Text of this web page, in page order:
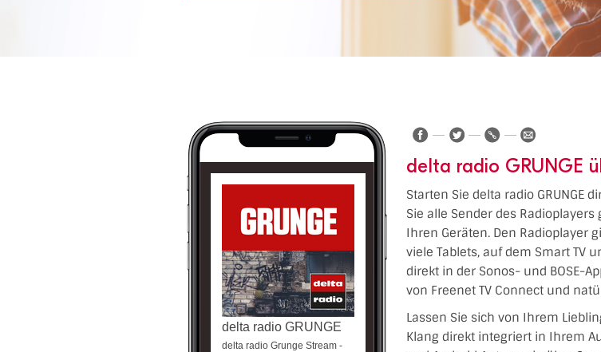
delta radio GRUNGE
delta radio Grunge Stream -
delta radio GRUNGE
Starten Sie delta radio GRUNGE
Sie alle Sender des
Ihren Geräten. Den Radioplayer
viele Tablets, auf dem Smart TV
direkt in der Sonos- und BOSE-
von Freenet TV Connect und
Lassen Sie sich von Ihrem
Klang direkt integriert in Ihrem